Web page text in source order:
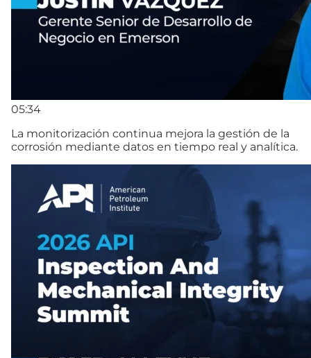
05:34
La monitorización continua mejora la gestión de la
corrosión mediante datos en tiempo real y analítica.